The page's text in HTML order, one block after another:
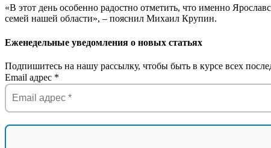
«В этот день особенно радостно отметить, что именно
семей нашей области», – пояснил Михаил Крупин.
Еженедельные уведомления о новых статьях
Подпишитесь на нашу рассылку, чтобы быть в курсе всех
Email адрес *